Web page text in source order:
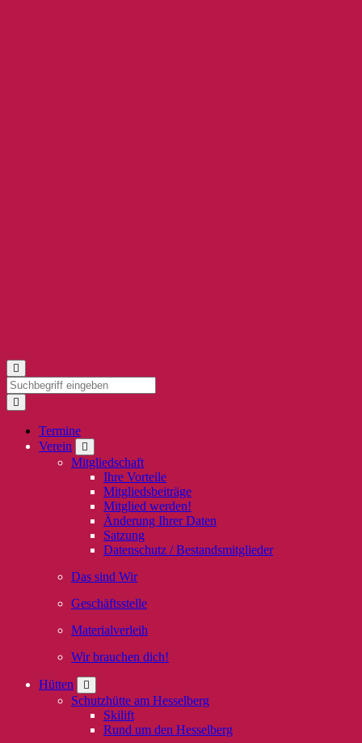
Termine
Verein
Mitgliedschaft
Ihre Vorteile
Mitgliedsbeiträge
Mitglied werden!
Änderung Ihrer Daten
Satzung
Datenschutz / Bestandsmitglieder
Das sind Wir
Geschäftsstelle
Materialverleih
Wir brauchen dich!
Hütten
Schutzhütte am Hesselberg
Skilift
Rund um den Hesselberg